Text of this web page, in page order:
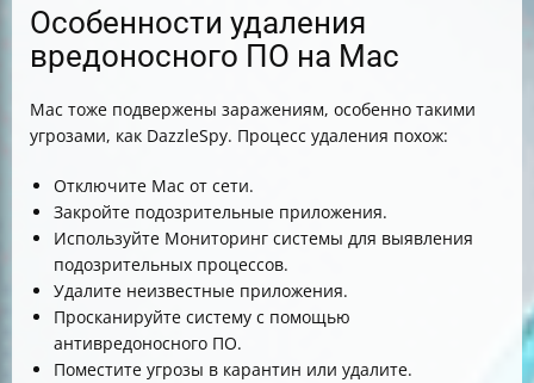
Особенности удаления
вредоносного ПО на Mac
Mac тоже подвержены заражениям, особенно такими
угрозами, как DazzleSpy. Процесс удаления похож:
Отключите Mac от сети.
Закройте подозрительные приложения.
Используйте Мониторинг системы для выявления
подозрительных процессов.
Удалите неизвестные приложения.
Просканируйте систему с помощью
антивредоносного ПО.
Поместите угрозы в карантин или удалите.